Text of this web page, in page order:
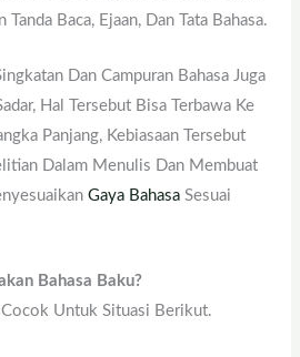
Baca, Ejaan, Dan Tata Bahasa.
Dan Campuran Bahasa Juga
Hal Tersebut Bisa Terbawa Ke
Panjang, Kebiasaan Tersebut
Dalam Menulis Dan Membuat
Gaya Bahasa Sesuai
Bahasa Baku?
Cocok Untuk Situasi Berikut.